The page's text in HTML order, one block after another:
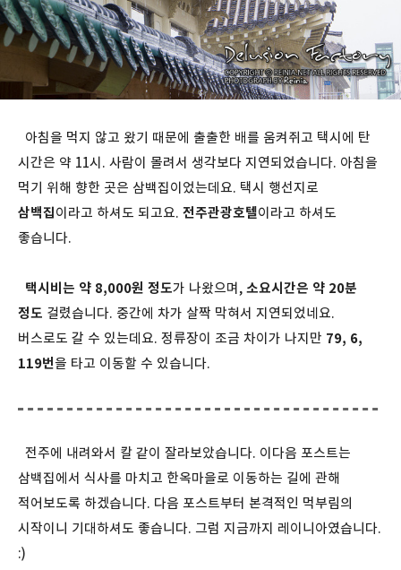
아침을 먹지 않고 왔기 때문에 출출한 배를 움켜쥐고 택시에 탄
시간은 약 11시. 사람이 몰려서 생각보다 지연되었습니다. 아침을
먹기 위해 향한 곳은 삼백집이었는데요. 택시 행선지로
삼백집이라고 하셔도 되고요. 전주관광호텔이라고 하셔도
좋습니다.
택시비는 약 8,000원 정도가 나왔으며, 소요시간은 약 20분
정도 걸렸습니다. 중간에 차가 살짝 막혀서 지연되었네요.
버스로도 갈 수 있는데요. 정류장이 조금 차이가 나지만 79, 6,
119번을 타고 이동할 수 있습니다.
전주에 내려와서 칼 같이 잘라보았습니다. 이다음 포스트는
삼백집에서 식사를 마치고 한옥마을로 이동하는 길에 관해
적어보도록 하겠습니다. 다음 포스트부터 본격적인 먹부림의
시작이니 기대하셔도 좋습니다. 그럼 지금까지 레이니아였습니다.
:)